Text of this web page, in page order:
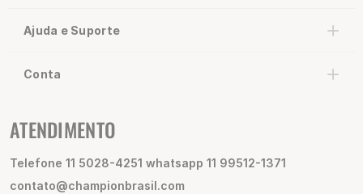
Ajuda e Suporte
Conta
ATENDIMENTO
Telefone 11 5028-4251 whatsapp 11 99512-1371
contato@championbrasil.com